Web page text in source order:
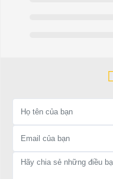
- Dịch vụ sửa chữa,
thay thế phụ tùng, phụ
chóng.
Hân hạnh được phục
thọ cho xe hoặc có vấn